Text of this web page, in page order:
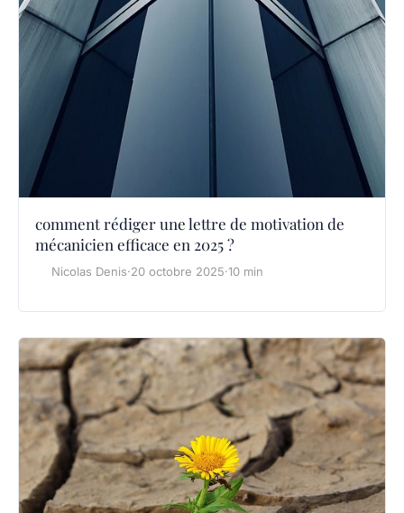
comment rédiger une lettre de motivation de
mécanicien efficace en 2025 ?
Nicolas Denis·20 octobre 2025·10 min